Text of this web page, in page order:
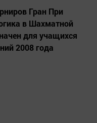
Гран При
в Шахматной
для учащихся
2008 года